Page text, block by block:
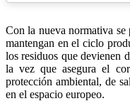
Con la nueva normativa se
mantengan en el ciclo
los residuos que devienen
la vez que asegura el
protección ambiental, de
en el espacio europeo.